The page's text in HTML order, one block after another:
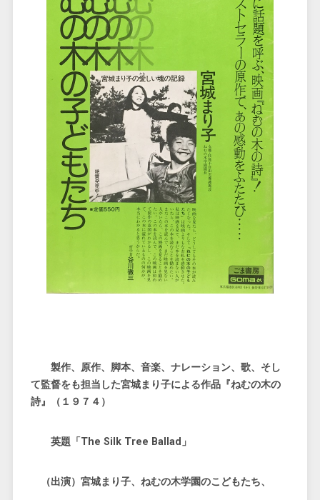
製作、原作、脚本、音楽、ナレーション、歌、そし
て監督をも担当した宮城まり子による作品『ねむの木の
詩』（１９７４）
英題「The Silk Tree Ballad」
（出演）宮城まり子、ねむの木学園のこどもたち、